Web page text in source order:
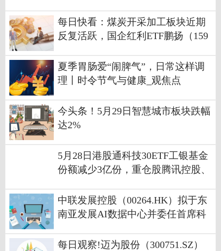
每日快看：煤炭开采加工板块近期
反复活跃，国企红利ETF鹏扬（159
夏季胃肠爱“闹脾气”，日常这样调
理丨时令节气与健康_观焦点
今头条！5月29日智慧城市板块跌幅
达2%
5月28日港股通科技30ETF工银基金
份额减少3亿份，重仓股腾讯控股、
中联发展控股（00264.HK）拟于东
南亚发展AI数据中心并委任首席科
每日观察!迈为股份（300751.SZ）